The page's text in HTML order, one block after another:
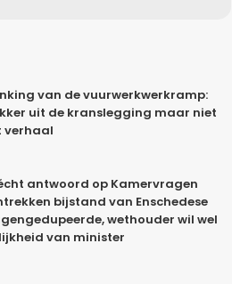
van de vuurwerkwerkramp:
uit de kranslegging maar niet
verhaal
antwoord op Kamervragen
bijstand van Enschedese
wethouder wil wel
van minister